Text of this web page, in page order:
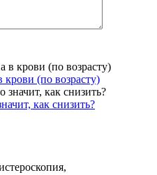
(по возрасту)
как снизить?